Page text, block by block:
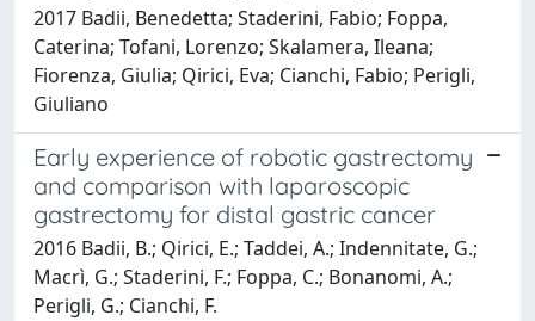
2017 Badii, Benedetta; Staderini, Fabio; Foppa,
Caterina; Tofani, Lorenzo; Skalamera, Ileana;
Fiorenza, Giulia; Qirici, Eva; Cianchi, Fabio; Perigli,
Giuliano
Early experience of robotic gastrectomy
and comparison with laparoscopic
gastrectomy for distal gastric cancer
2016 Badii, B.; Qirici, E.; Taddei, A.; Indennitate, G.;
Macrì, G.; Staderini, F.; Foppa, C.; Bonanomi, A.;
Perigli, G.; Cianchi, F.